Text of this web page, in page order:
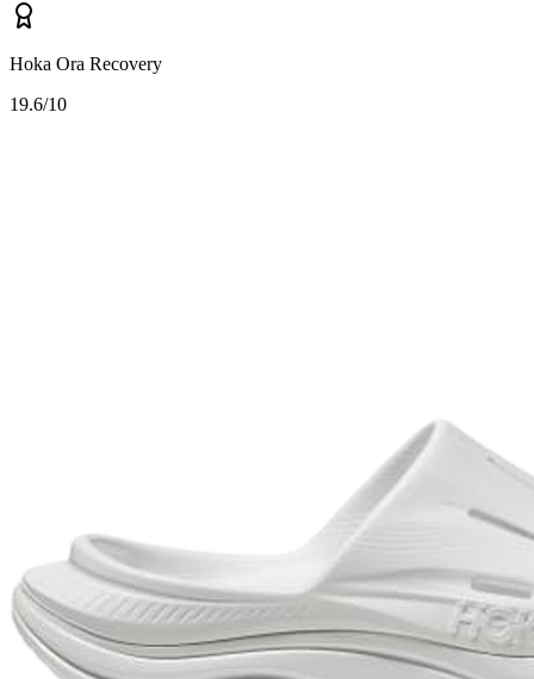
Hoka Ora Recovery
19.6/10